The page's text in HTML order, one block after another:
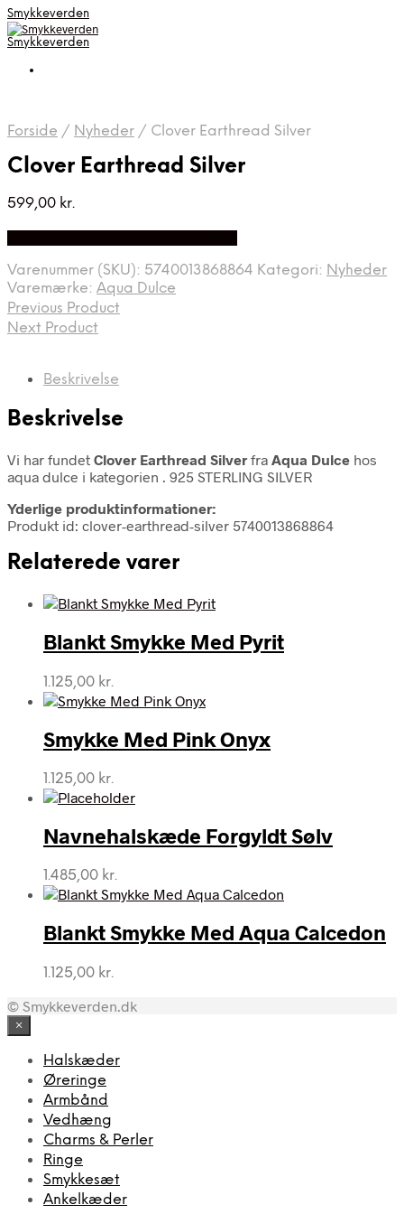
Smykkeverden
Smykkeverden
Forside / Nyheder / Clover Earthread Silver
Clover Earthread Silver
599,00 kr.
Varenummer (SKU): 5740013868864 Kategori: Nyheder
Varemærke: Aqua Dulce
Previous Product
Next Product
Beskrivelse
Beskrivelse
Vi har fundet Clover Earthread Silver fra Aqua Dulce hos
aqua dulce i kategorien . 925 STERLING SILVER
Yderlige produktinformationer:
Produkt id: clover-earthread-silver 5740013868864
Relaterede varer
Blankt Smykke Med Pyrit
1.125,00 kr.
Smykke Med Pink Onyx
1.125,00 kr.
Navnehalskæde Forgyldt Sølv
1.485,00 kr.
Blankt Smykke Med Aqua Calcedon
1.125,00 kr.
© Smykkeverden.dk
×
Halskæder
Øreringe
Armbånd
Vedhæng
Charms & Perler
Ringe
Smykkesæt
Ankelkæder